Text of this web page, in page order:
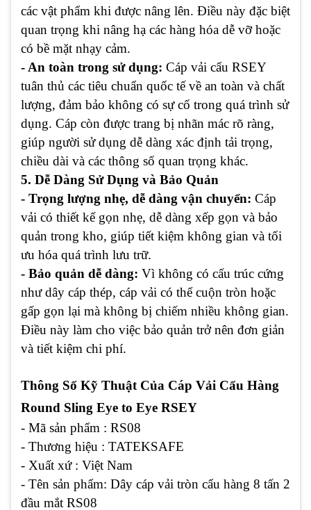
các vật phẩm khi được nâng lên. Điều này đặc biệt
quan trọng khi nâng hạ các hàng hóa dễ vỡ hoặc
có bề mặt nhạy cảm.
- An toàn trong sử dụng: Cáp vải cẩu RSEY
tuân thủ các tiêu chuẩn quốc tế về an toàn và chất
lượng, đảm bảo không có sự cố trong quá trình sử
dụng. Cáp còn được trang bị nhãn mác rõ ràng,
giúp người sử dụng dễ dàng xác định tải trọng,
chiều dài và các thông số quan trọng khác.
5. Dễ Dàng Sử Dụng và Bảo Quản
- Trọng lượng nhẹ, dễ dàng vận chuyển: Cáp
vải có thiết kế gọn nhẹ, dễ dàng xếp gọn và bảo
quản trong kho, giúp tiết kiệm không gian và tối
ưu hóa quá trình lưu trữ.
- Bảo quản dễ dàng: Vì không có cấu trúc cứng
như dây cáp thép, cáp vải có thể cuộn tròn hoặc
gấp gọn lại mà không bị chiếm nhiều không gian.
Điều này làm cho việc bảo quản trở nên đơn giản
và tiết kiệm chi phí.
Thông Số Kỹ Thuật Của Cáp Vải Cẩu Hàng
Round Sling Eye to Eye RSEY
- Mã sản phẩm : RS08
- Thương hiệu : TATEKSAFE
- Xuất xứ : Việt Nam
- Tên sản phẩm: Dây cáp vải tròn cẩu hàng 8 tấn 2
đầu mắt RS08